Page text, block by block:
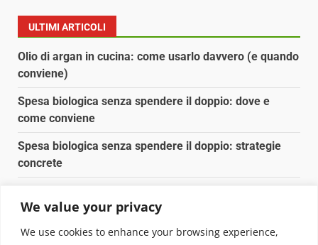
We value your privacy
We use cookies to enhance your browsing experience,
ULTIMI ARTICOLI
Olio di argan in cucina: come usarlo davvero (e quando
conviene)
Spesa biologica senza spendere il doppio: dove e
come conviene
Spesa biologica senza spendere il doppio: strategie
concrete
Pulizia naturale della casa: 3 ingredienti che
sostituiscono 10 prodotti chimici